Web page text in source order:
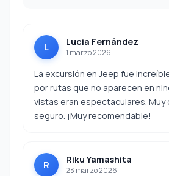
L Lucia Fernández
1 marzo 2026
La excursión en Jeep fue
por rutas que no aparecen en
vistas eran espectaculares. Muy
seguro. ¡Muy recomendable!
R Riku Yamashita
23 marzo 2026